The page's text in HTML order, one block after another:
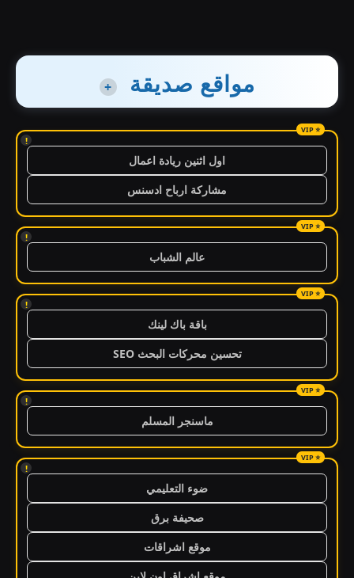
مواقع صديقة +
!
اول اثنين ريادة اعمال
مشاركة ارباح ادسنس
!
عالم الشباب
!
باقة باك لينك
تحسين محركات البحث SEO
!
ماسنجر المسلم
!
ضوء التعليمي
صحيفة برق
موقع اشراقات